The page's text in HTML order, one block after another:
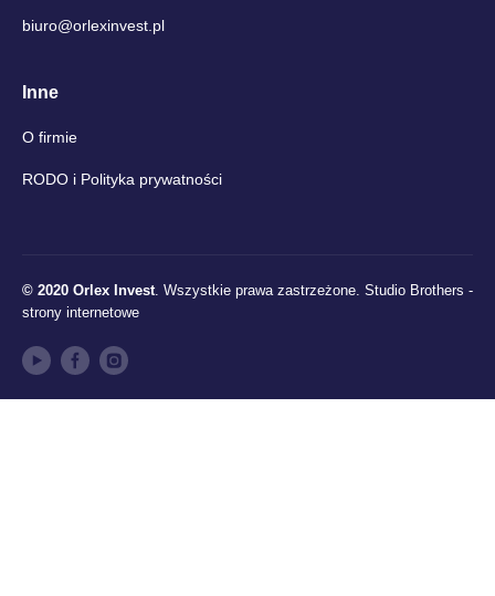
biuro@orlexinvest.pl
Inne
O firmie
RODO i Polityka prywatności
© 2020 Orlex Invest . Wszystkie prawa zastrzeżone. Studio Brothers -
strony internetowe